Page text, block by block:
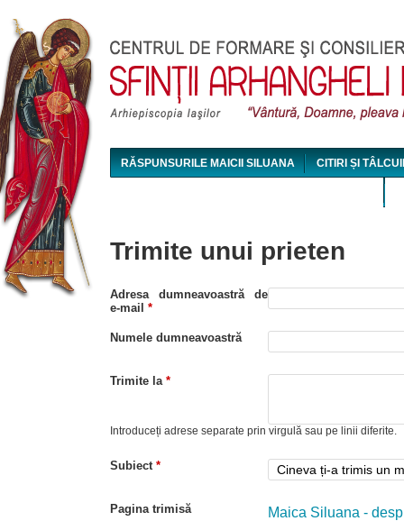
RĂSPUNSURILE MAICII SILUANA CITIRI ȘI
Trimite unui prieten
Adresa dumneavoastră de
e-mail *
Numele dumneavoastră
Trimite la *
Introduceți adrese separate prin virgulă sau pe linii diferite.
Subiect *
Pagina trimisă Maica Siluana -